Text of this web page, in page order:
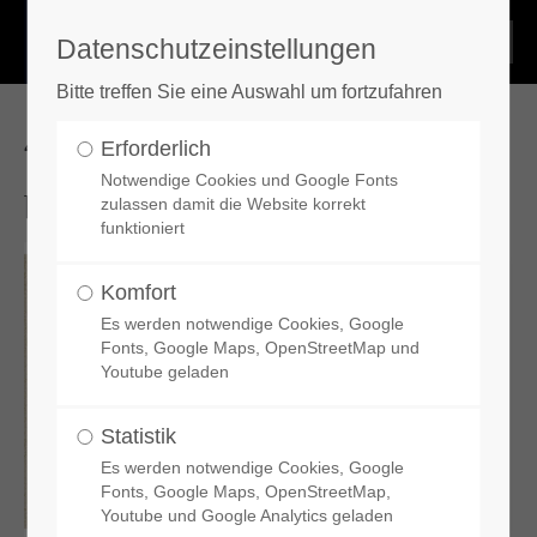
Login
Register|Lost your password?
476 | Destiny Cream poliert
boden
Datenschutzeinstellungen
Bitte treffen Sie eine Auswahl um fortzufahren
Erforderlich
Notwendige Cookies und Google Fonts
zulassen damit die Website korrekt
funktioniert
Komfort
Es werden notwendige Cookies, Google
Fonts, Google Maps, OpenStreetMap und
Youtube geladen
Statistik
Es werden notwendige Cookies, Google
Fonts, Google Maps, OpenStreetMap,
Youtube und Google Analytics geladen